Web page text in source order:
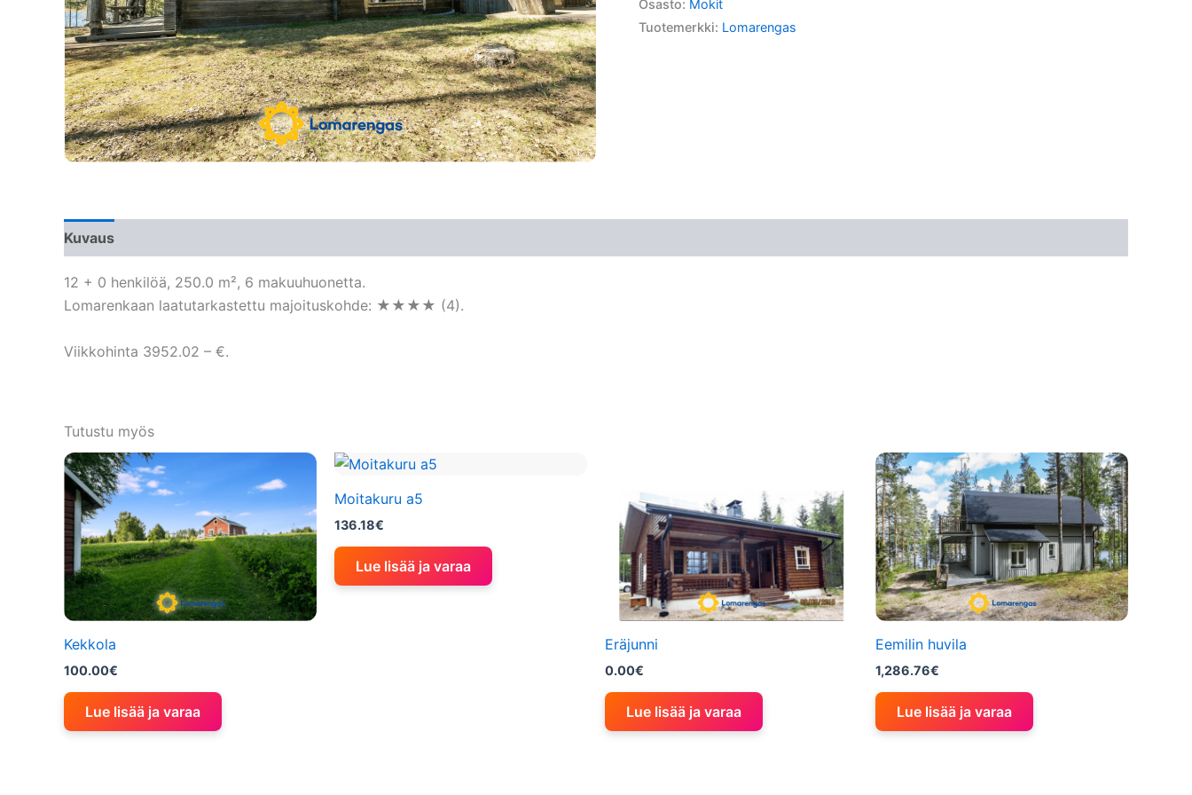
Osasto: Mokit
Tuotemerkki: Lomarengas
Kuvaus
12 + 0 henkilöä, 250.0 m², 6 makuuhuonetta.
Lomarenkaan laatutarkastettu majoituskohde: ★★★★ (4).
Viikkohinta 3952.02 – €.
Tutustu myös
Kekkola
100.00€
Lue lisää ja varaa
Moitakuru a5
136.18€
Lue lisää ja varaa
Eräjunni
0.00€
Lue lisää ja varaa
Eemilin huvila
1,286.76€
Lue lisää ja varaa